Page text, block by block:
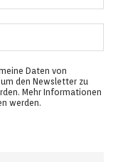
Daten von
den Newsletter zu
Mehr Informationen
werden.